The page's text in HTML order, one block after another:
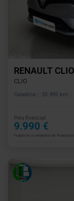
RENAULT CLIO
CLIO
Gasolina 53.993 km
Preu financiat
9.990 €
*subjecte a condicions de financiació